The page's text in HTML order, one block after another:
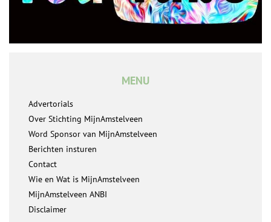
MENU
Advertorials
Over Stichting MijnAmstelveen
Word Sponsor van MijnAmstelveen
Berichten insturen
Contact
Wie en Wat is MijnAmstelveen
MijnAmstelveen ANBI
Disclaimer